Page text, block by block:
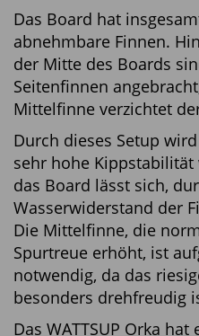
Das Board hat
abnehmbare Finnen.
der Mitte des Boards
Seitenfinnen
Mittelfinne verzichtet
Durch dieses Setup
sehr hohe
das Board lässt sich,
Wasserwiderstand der
Die Mittelfinne, die
Spurtreue erhöht, ist
notwendig, da das
besonders drehfreudig
Das WATTSUP Orka hat